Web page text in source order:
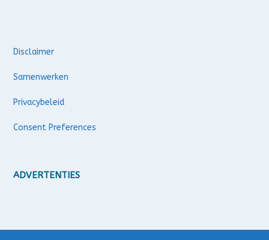
Disclaimer
Samenwerken
Privacybeleid
Consent Preferences
ADVERTENTIES